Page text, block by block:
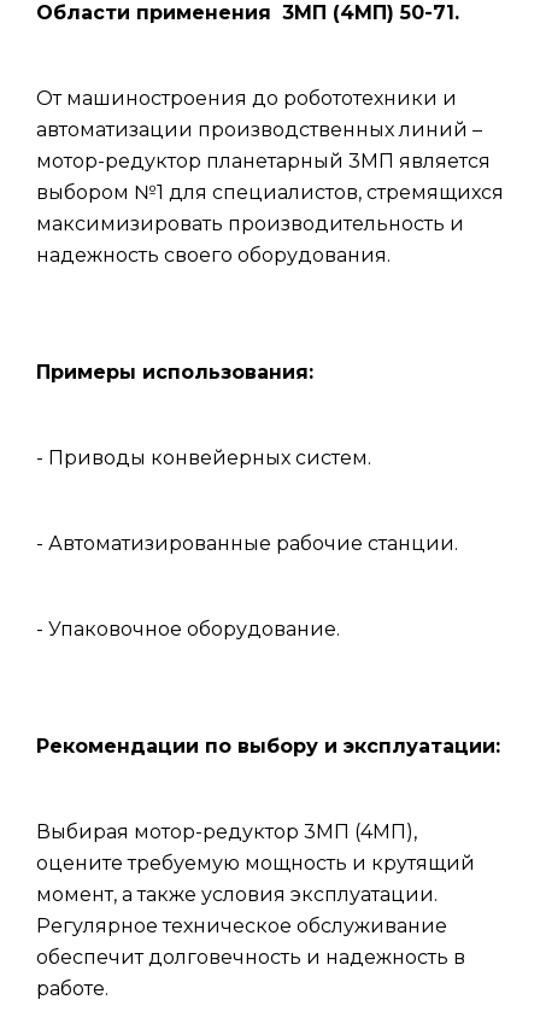
Области применения 3МП (4МП) 50-71.
От машиностроения до робототехники и
автоматизации производственных линий –
мотор-редуктор планетарный 3МП является
выбором №1 для специалистов, стремящихся
максимизировать производительность и
надежность своего оборудования.
Примеры использования:
- Приводы конвейерных систем.
- Автоматизированные рабочие станции.
- Упаковочное оборудование.
Рекомендации по выбору и эксплуатации:
Выбирая мотор-редуктор 3МП (4МП),
оцените требуемую мощность и крутящий
момент, а также условия эксплуатации.
Регулярное техническое обслуживание
обеспечит долговечность и надежность в
работе.